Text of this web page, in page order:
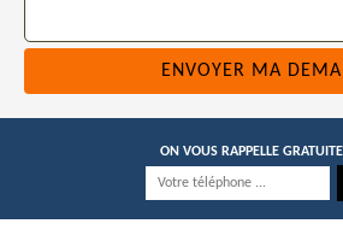
ON VOUS RAPPELLE